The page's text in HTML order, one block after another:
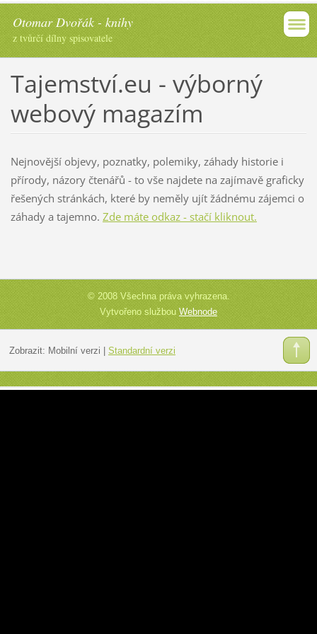
Otomar Dvořák - knihy
z tvůrčí dílny spisovatele
Tajemství.eu - výborný
webový magazím
Nejnovější objevy, poznatky, polemiky, záhady historie i
přírody, názory čtenářů - to vše najdete na zajímavě graficky
řešených stránkách, které by neměly ujít žádnému zájemci o
záhady a tajemno. Zde máte odkaz - stačí kliknout.
© 2008 Všechna práva vyhrazena.
Vytvořeno službouWebnode
Zobrazit: Mobilní verzi Standardní verzi